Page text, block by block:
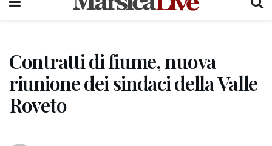
Contratti di fiume, nuova
riunione dei sindaci della Valle
Roveto